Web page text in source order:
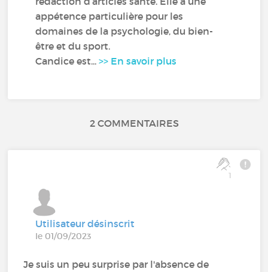
appétence particulière pour les
domaines de la psychologie, du bien-
être et du sport.
Candice est...>> En savoir plus
2 COMMENTAIRES
1
Utilisateur désinscrit
le 01/09/2023
Je suis un peu surprise par l'absence de